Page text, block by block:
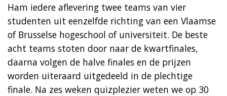
Ham iedere aflevering twee teams van vier
studenten uit eenzelfde richting van een Vlaamse
of Brusselse hogeschool of universiteit. De beste
acht teams stoten door naar de kwartfinales,
daarna volgen de halve finales en de prijzen
worden uiteraard uitgedeeld in de plechtige
finale. Na zes weken quizplezier weten we op 30